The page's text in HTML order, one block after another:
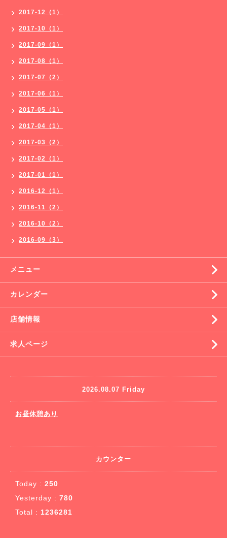
2017-12（1）
2017-10（1）
2017-09（1）
2017-08（1）
2017-07（2）
2017-06（1）
2017-05（1）
2017-04（1）
2017-03（2）
2017-02（1）
2017-01（1）
2016-12（1）
2016-11（2）
2016-10（2）
2016-09（3）
メニュー
カレンダー
店舗情報
求人ページ
2026.08.07 Friday
お昼休憩あり
カウンター
Today : 250
Yesterday : 780
Total : 1236281